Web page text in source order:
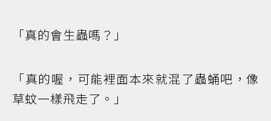
「真的會生蟲嗎？」
「真的喔，可能裡面本來就混了蟲蛹吧，像
草蚊一樣飛走了。」